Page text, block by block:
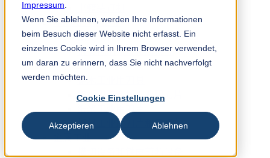
Impressum
Wenn Sie ablehnen, werden Ihre Informationen
beim Besuch dieser Website nicht erfasst. Ein
einzelnes Cookie wird in Ihrem Browser verwendet,
um daran zu erinnern, dass Sie nicht nachverfolgt
werden möchten.
Cookie Einstellungen
Akzeptieren Ablehnen
印刷和包装工业
刮刀和耗材
折页机用刀片和易损件
木材工业
锯木工业用刀具
单板和胶合板工业用刀片
板材工业用刀片和易损件
金属工业